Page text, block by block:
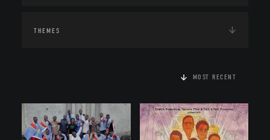
THEMES
MOST RECENT